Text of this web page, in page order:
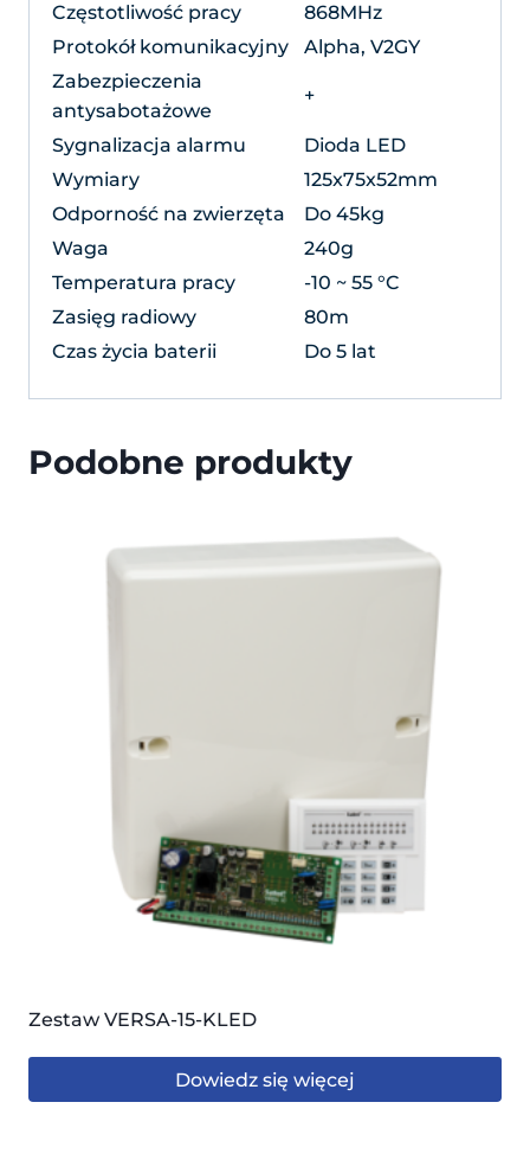
Częstotliwość pracy
868MHz
Protokół komunikacyjny
Alpha, V2GY
Zabezpieczenia
antysabotażowe
+
Sygnalizacja alarmu
Dioda LED
Wymiary
125x75x52mm
Odporność na zwierzęta
Do 45kg
Waga
240g
Temperatura pracy
-10 ~ 55 °C
Zasięg radiowy
80m
Czas życia baterii
Do 5 lat
Podobne produkty
Zestaw VERSA-15-KLED
Dowiedz się więcej